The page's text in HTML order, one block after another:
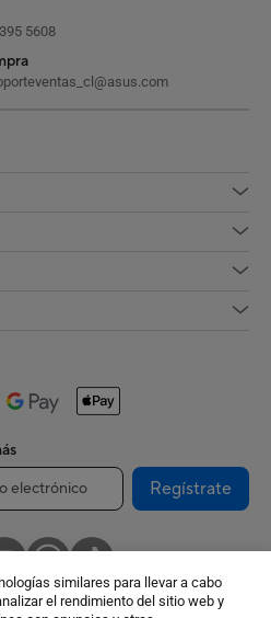
similares para llevar a cabo
el rendimiento del sitio web y
5608
Regístrate